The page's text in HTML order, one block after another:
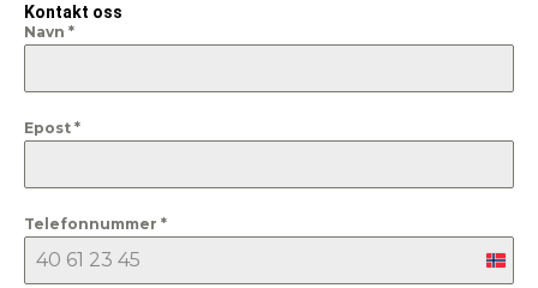
Kontakt oss
Navn *
Epost *
Telefonnummer *